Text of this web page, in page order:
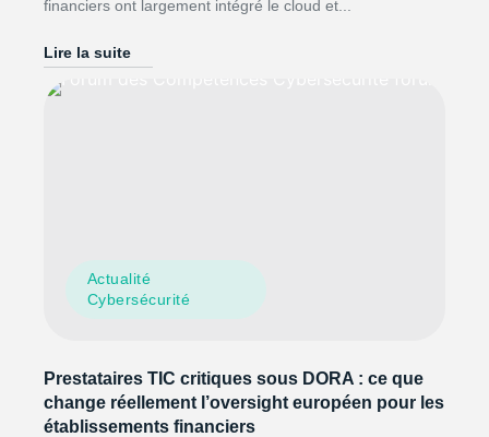
financiers ont largement intégré le cloud et...
Lire la suite
Actualité
Cybersécurité
Prestataires TIC critiques sous DORA : ce que
change réellement l’oversight européen pour les
établissements financiers